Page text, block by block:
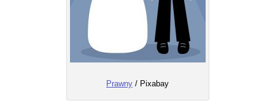
Prawny / Pixabay